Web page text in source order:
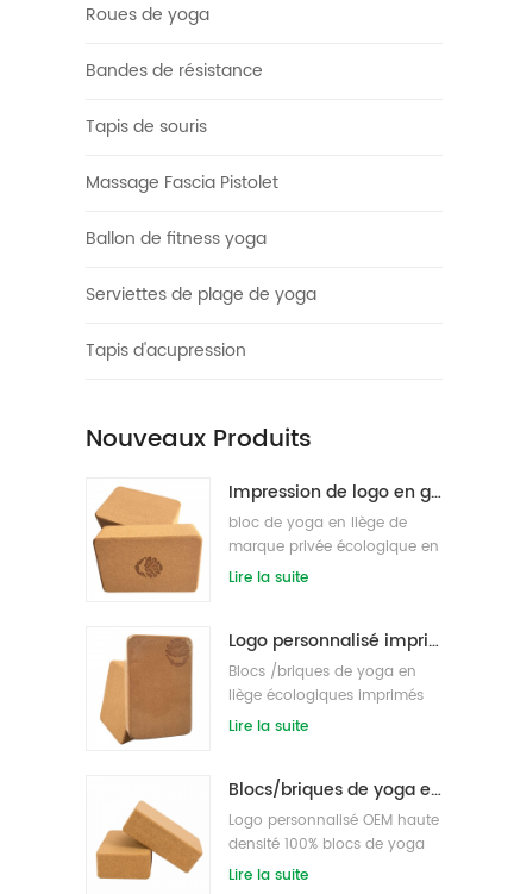
Roues de yoga
Bandes de résistance
Tapis de souris
Massage Fascia Pistolet
Ballon de fitness yoga
Serviettes de plage de yoga
Tapis d'acupression
Nouveaux Produits
Impression de logo en gros blocs/briques de yoga en liège naturel respectueux de l'environnement
bloc de yoga en liège de
marque privée écologique en
gros s / briques
Lire la suite
Logo personnalisé imprimant des blocs de yoga en liège écologiques pour l'entraînement physique
Blocs /briques de yoga en
liège écologiques imprimés
sur mesure sous étiquette
Lire la suite
Blocs/briques de yoga en liège naturel imprimés sous étiquette privée d'approvisionnement d'usine
Logo personnalisé OEM haute
densité 100% blocs de yoga
en liège pour l'exercice
Lire la suite